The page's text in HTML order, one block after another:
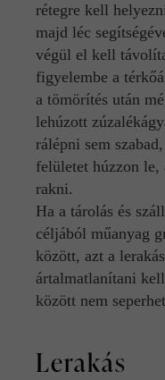
rétegre kell
majd léc
végül el kell
figyelembe a
a tömörítés után
lehúzott
rálépni sem
felületet húzzon
rakni.
Ha a tárolás és
céljából műanyag
között, azt a
ártalmatlanítani
között nem
Lerakás